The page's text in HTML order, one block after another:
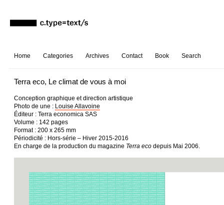
Home Categories Archives Contact Book Search
Terra eco, Le climat de vous à moi
Conception graphique et direction artistique
Photo de une : Louise Allavoine
Éditeur : Terra economica SAS
Volume : 142 pages
Format : 200 x 265 mm
Périodicité : Hors-série – Hiver 2015-2016
En charge de la production du magazine Terra ecodepuis Mai 2006.